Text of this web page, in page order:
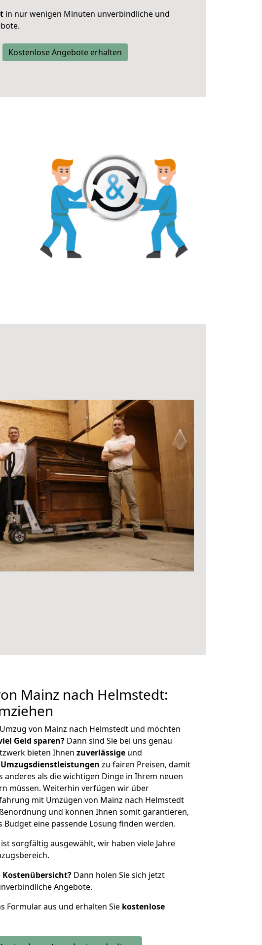
in nur wenigen Minuten unverbindliche und
Kostenlose Angebote erhalten
Mainz nach Helmstedt:
von Mainz nach Helmstedt und möchten
Geld sparen? Dann sind Sie bei uns genau
bieten Ihnen zuverlässige und
zu fairen Preisen, damit
anderes als die wichtigen Dinge in Ihrem neuen
müssen. Weiterhin verfügen wir über
mit Umzügen von Mainz nach Helmstedt
und können Ihnen somit garantieren,
Budget eine passende Lösung finden werden.
ist sorgfältig ausgewählt, wir haben viele Jahre
Kostenübersicht? Dann holen Sie sich jetzt
Angebote.
Formular aus und erhalten Sie kostenlose